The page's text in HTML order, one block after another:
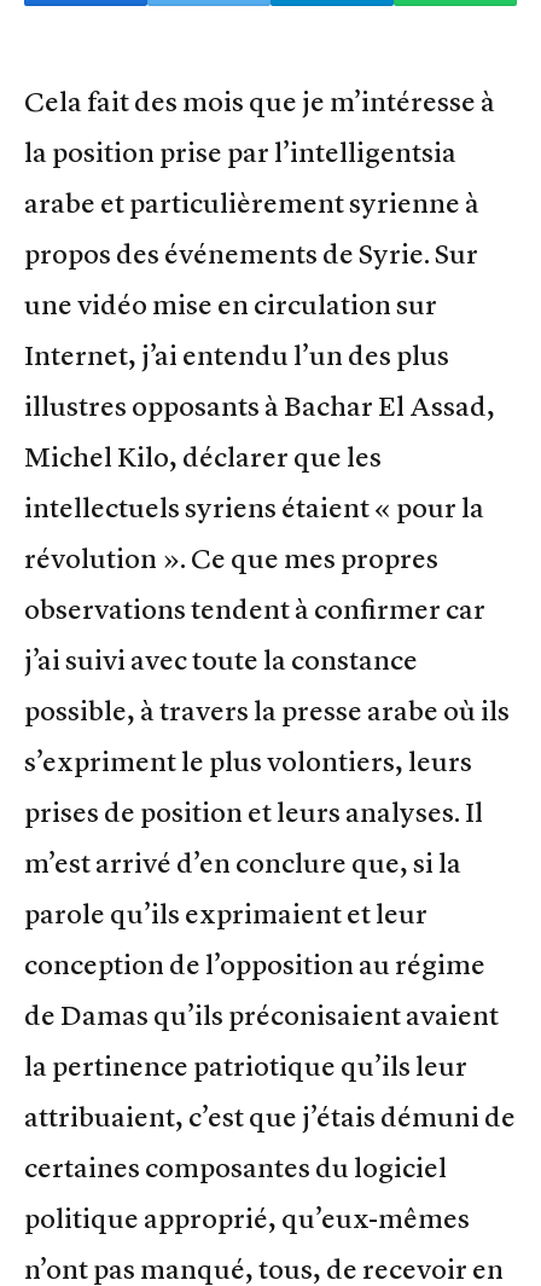
Cela fait des mois que je m’intéresse à
la position prise par l’intelligentsia
arabe et particulièrement syrienne à
propos des événements de Syrie. Sur
une vidéo mise en circulation sur
Internet, j’ai entendu l’un des plus
illustres opposants à Bachar El Assad,
Michel Kilo, déclarer que les
intellectuels syriens étaient « pour la
révolution ». Ce que mes propres
observations tendent à confirmer car
j’ai suivi avec toute la constance
possible, à travers la presse arabe où ils
s’expriment le plus volontiers, leurs
prises de position et leurs analyses. Il
m’est arrivé d’en conclure que, si la
parole qu’ils exprimaient et leur
conception de l’opposition au régime
de Damas qu’ils préconisaient avaient
la pertinence patriotique qu’ils leur
attribuaient, c’est que j’étais démuni de
certaines composantes du logiciel
politique approprié, qu’eux-mêmes
n’ont pas manqué, tous, de recevoir en